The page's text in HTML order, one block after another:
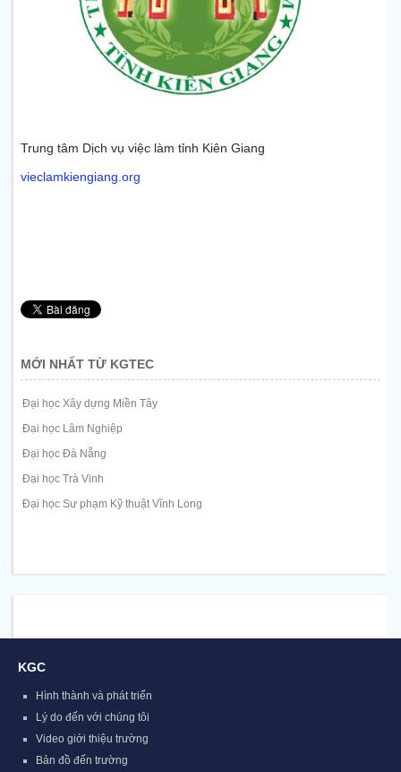
Trung tâm Dịch vụ việc làm tỉnh Kiên Giang
vieclamkiengiang.org
MỚI NHẤT TỪ KGTEC
Đại học Xây dựng Miền Tây
Đại học Lâm Nghiệp
Đại học Đà Nẵng
Đại học Trà Vinh
Đại học Sư phạm Kỹ thuật Vĩnh Long
KGC
Hình thành và phát triển
Lý do đến với chúng tôi
Video giới thiệu trường
Bản đồ đến trường